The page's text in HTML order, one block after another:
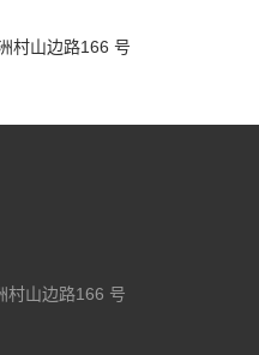
村山边路166 号
村山边路166 号